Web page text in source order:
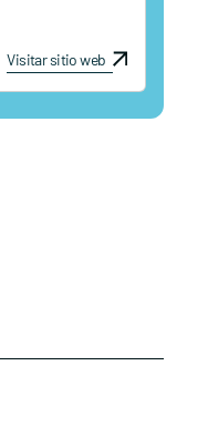
Visitar sitio web